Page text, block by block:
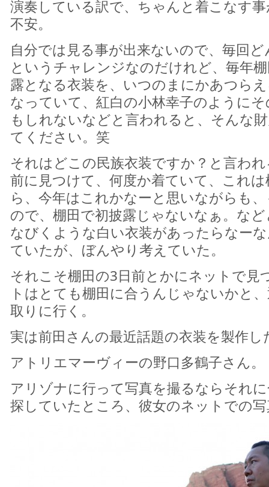
演奏している訳で、ちゃんと着こなす
不安。
自分では見る事が出来ないので、毎回
というチャレンジなのだけれど、毎年
露となる衣装を、いつのまにかあつら
なっていて、紅白の小林幸子のように
もしれないなどと言われると、そんな
てください。笑
それはどこの民族衣装ですか？と言わ
前に見つけて、何度か着ていて、これ
ら、今年はこれかなーと思いながらも
ので、棚田で初披露じゃないなぁ。な
なびくような白い衣装があったらなー
ていたが、ぼんやり考えていた。
それこそ棚田の3日前とかにネットで見
トはとても棚田に合うんじゃないかと
取りに行く。
実は前田さんの最近話題の衣装を製作し
アトリエマーヴィーの野口多鶴子さん。
アリゾナに行って写真を撮るならそれ
探していたところ、彼女のネットでの